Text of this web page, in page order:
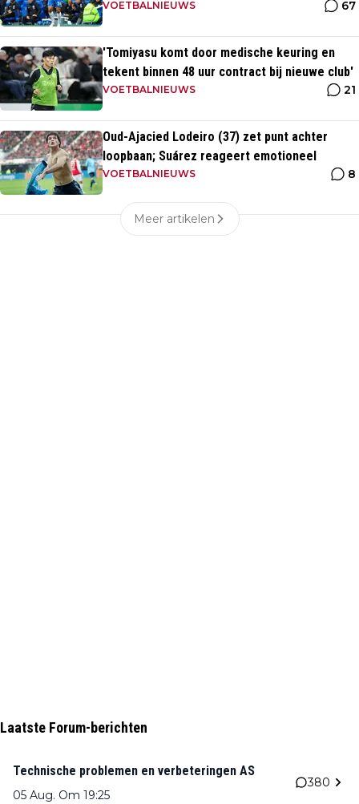
VOETBALNIEUWS 67
'Tomiyasu komt door medische keuring en
tekent binnen 48 uur contract bij nieuwe club'
VOETBALNIEUWS 21
Oud-Ajacied Lodeiro (37) zet punt achter
loopbaan; Suárez reageert emotioneel
VOETBALNIEUWS 8
Meer artikelen
Laatste Forum-berichten
Technische problemen en verbeteringen AS
05 Aug. Om 19:25
380